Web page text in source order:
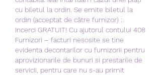
cu biletul la ordin. Se emite biletul la
ordin (acceptat de către furnizor) :.
Incerci GRATUIT! Cu ajutorul contului 408
Furnizori – facturi nesosite se tine
evidenta decontarilor cu furnizorii pentru
aprovizionarile de bunuri si prestarile de
servicii, pentru care nu s-au primit